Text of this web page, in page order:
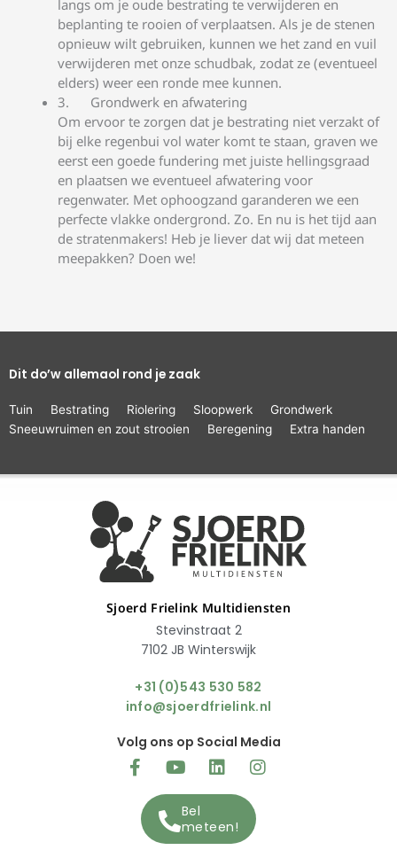
langs om je oude bestrating te verwijderen en
beplanting te rooien of verplaatsen. Als je de stenen
opnieuw wilt gebruiken, kunnen we het zand en vuil
verwijderen met onze schudbak, zodat ze (eventueel
elders) weer een ronde mee kunnen.
Grondwerk en afwatering
Om ervoor te zorgen dat je bestrating niet verzakt of
bij elke regenbui vol water komt te staan, graven we
eerst een goede fundering met juiste hellingsgraad
en plaatsen we eventueel afwatering voor
regenwater. Met ophoogzand garanderen we een
perfecte vlakke ondergrond. Zo. En nu is het tijd aan
de stratenmakers! Heb je liever dat wij dat meteen
meepakken? Doen we!
Dit do’w allemaol rond je zaak
Tuin Bestrating Riolering Sloopwerk
Grondwerk
Sneeuwruimen en zout strooien
Beregening Extra handen
Sjoerd Frielink Multidiensten
Stevinstraat 2
7102 JB Winterswijk
+31 (0)543 530 582
info@sjoerdfrielink.nl
Volg ons op Social Media
Bel
meteen!